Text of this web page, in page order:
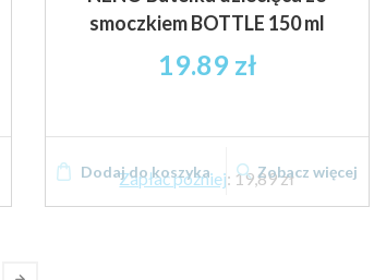
smoczkiem BOTTLE 150 ml
19.89 zł
Zapłać później: 19,89 zł
Dodaj do koszyka Zobacz więcej